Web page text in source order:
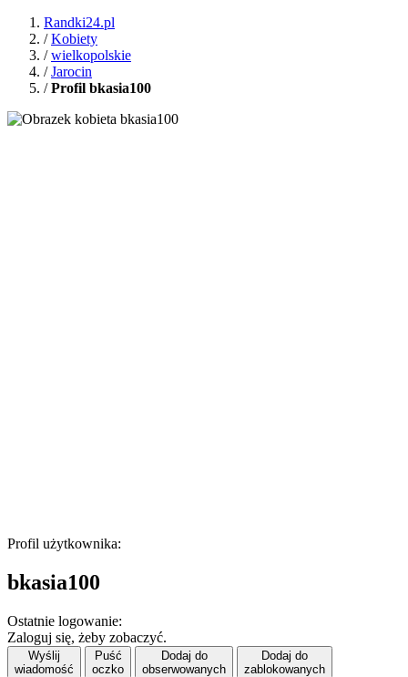
Randki24.pl
/Kobiety
/wielkopolskie
/Jarocin
/Profil bkasia100
Profil użytkownika:
bkasia100
Ostatnie logowanie:
Zaloguj się, żeby zobaczyć.
Wyślij
wiadomość
Puść
oczko
Dodaj do
obserwowanych
Dodaj do
zablokowanych